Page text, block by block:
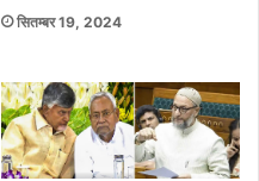
सितम्बर 19, 2024